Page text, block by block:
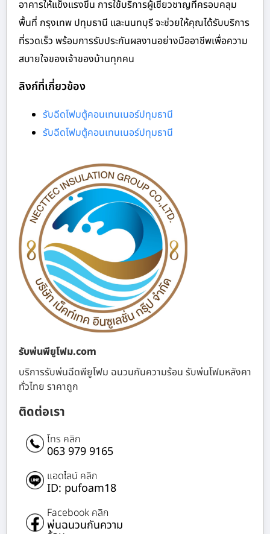
อาคารให้แข็งแรงขึ้น การใช้บริการผู้เชี่ยวชาญที่ครอบคลุม
พื้นที่ กรุงเทพ ปทุมธานี และนนทบุรี จะช่วยให้คุณได้รับบริการ
ที่รวดเร็ว พร้อมการรับประกันผลงานอย่างมืออาชีพเพื่อความ
สบายใจของเจ้าของบ้านทุกคน
ลิงก์ที่เกี่ยวข้อง
รับฉีดโฟมตู้คอนเทนเนอร์ปทุมธานี
รับฉีดโฟมตู้คอนเทนเนอร์ปทุมธานี
รับพ่นพียูโฟม.com
บริการรับพ่นฉีดพียูโฟม ฉนวนกันความร้อน รับพ่นโฟมหลังคา
ทั่วไทย ราคาถูก
ติดต่อเรา
โทร คลิก
063 979 9165
แอดไลน์ คลิก
ID: pufoam18
Facebook คลิก
พ่นฉนวนกันความ